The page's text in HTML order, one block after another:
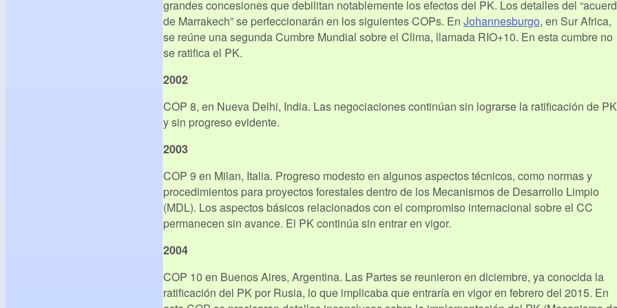
grandes concesiones que debilitan notablemente los efectos del PK. Los detalles del
de Marrakech” se perfeccionarán en los siguientes COPs. En Johannesburgo, en Sur Africa,
se reúne una segunda Cumbre Mundial sobre el Clima, llamada RIO+10. En esta cumbre no
se ratifica el PK.
2002
COP 8, en Nueva Delhi, India. Las negociaciones continúan sin lograrse la ratificación de PK
y sin progreso evidente.
2003
COP 9 en Milan, Italia. Progreso modesto en algunos aspectos técnicos, como normas y
procedimientos para proyectos forestales dentro de los Mecanismos de Desarrollo Limpio
(MDL). Los aspectos básicos relacionados con el compromiso internacional sobre el CC
permanecen sin avance. El PK continúa sin entrar en vigor.
2004
COP 10 en Buenos Aires, Argentina. Las Partes se reunieron en diciembre, ya conocida la
ratificación del PK por Rusia, lo que implicaba que entraría en vigor en febrero del 2015. En